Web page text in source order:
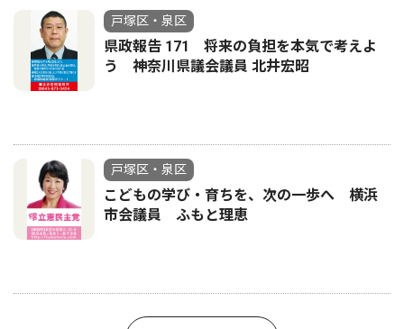
戸塚区・泉区
県政報告 171 将来の負担を本気で考えよ
う 神奈川県議会議員 北井宏昭
戸塚区・泉区
こどもの学び・育ちを、次の一歩へ 横浜
市会議員 ふもと理恵